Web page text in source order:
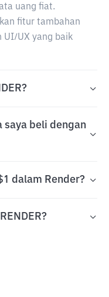
uang fiat.
fitur tambahan
UX yang baik
saya beli dengan
dalam Render?